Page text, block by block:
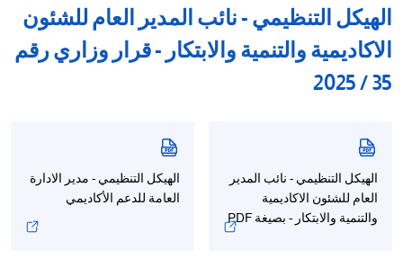
الهيكل التنظيمي - نائب المدير العام للشئون
الاكاديمية والتنمية والابتكار - قرار وزاري رقم
35 / 2025
الهيكل التنظيمي - نائب المدير
العام للشئون الاكاديمية
والتنمية والابتكار - بصيغة PDF
الهيكل التنظيمي - مدير الادارة
العامة للدعم الأكاديمي